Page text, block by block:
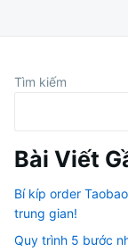
Tìm kiếm
Bài Viết
Bí kíp order
trung gian!
Quy trình 5 bước